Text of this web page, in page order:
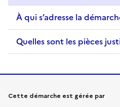
À qui s’adresse la
Quelles sont les pièces
Informations
Cette démarche est gérée par